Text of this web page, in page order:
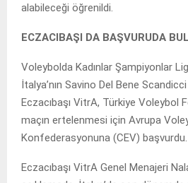
alabileceği öğrenildi.
ECZACIBAŞI DA BAŞVURUDA
Voleybolda Kadınlar Şampiyonlar
İtalya’nın Savino Del Bene
Eczacıbaşı VitrA, Türkiye Voleybol
maçın ertelenmesi için Avrupa
Konfederasyonuna (CEV) başvurdu.
Eczacıbaşı VitrA Genel Menajeri